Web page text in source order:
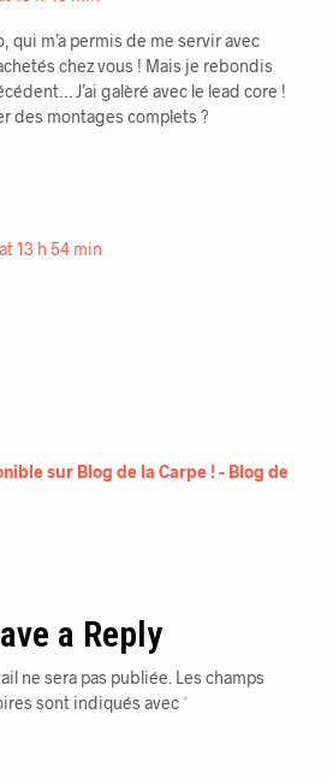
qui m’a permis de me servir avec
chez vous ! Mais je rebondis
J’ai galèré avec le lead core !
des montages complets ?
13 h 54 min
sur Blog de la Carpe ! - Blog de
a Reply
ne sera pas publiée. Les champs
sont indiqués avec *